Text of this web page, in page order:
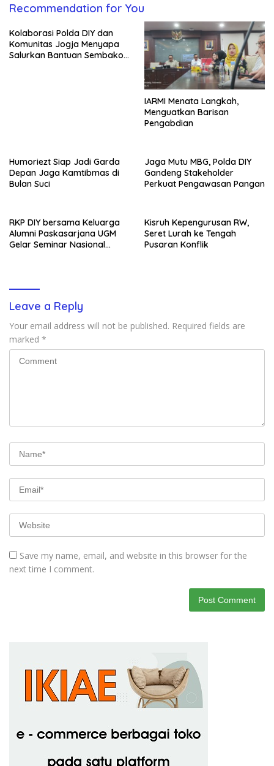
Recommendation for You
Kolaborasi Polda DIY dan
Komunitas Jogja Menyapa
Salurkan Bantuan Sembako,
IARMI Menata Langkah,
Menguatkan Barisan
Pengabdian
Humoriezt Siap Jadi Garda
Depan Jaga Kamtibmas di
Bulan Suci
Jaga Mutu MBG, Polda DIY
Gandeng Stakeholder
Perkuat Pengawasan Pangan
RKP DIY bersama Keluarga
Alumni Paskasarjana UGM
Gelar Seminar Nasional
Kisruh Kepengurusan RW,
Seret Lurah ke Tengah
Pusaran Konflik
Leave a Reply
Your email address will not be published. Required fields are
marked *
Save my name, email, and website in this browser for the
next time I comment.